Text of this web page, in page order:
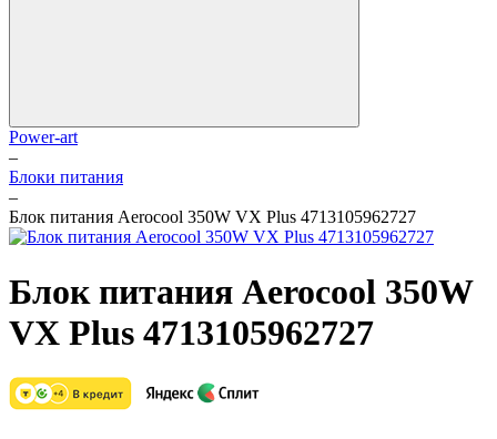
Power-art
–
Блоки питания
–
Блок питания Aerocool 350W VX Plus 4713105962727
Блок питания Aerocool 350W
VX Plus 4713105962727